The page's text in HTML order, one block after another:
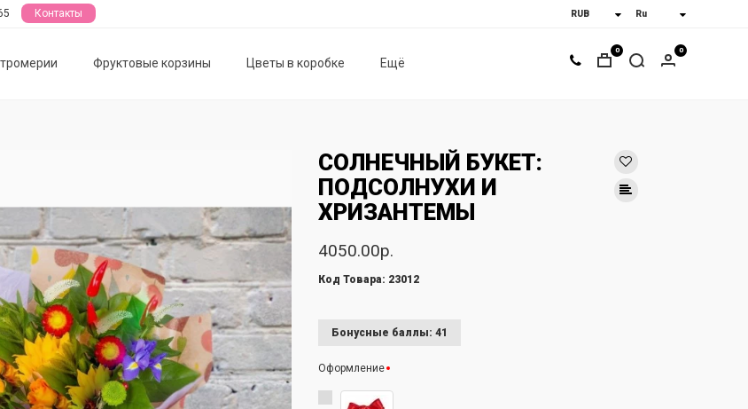
Фруктовые корзины Цветы в коробке Ещё
Контакты
0 0
СОЛНЕЧНЫЙ БУКЕТ:
ПОДСОЛНУХИ И
ХРИЗАНТЕМЫ
4050.00р.
Код Товара: 23012
Бонусные баллы: 41
Оформление